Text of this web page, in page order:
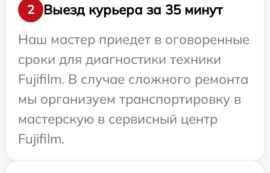
2
Выезд курьера за 35 минут
Наш мастер приедет в оговоренные
сроки для диагностики техники
Fujifilm. В случае сложного ремонта
мы организуем транспортировку в
мастерскую в сервисный центр
Fujifilm.